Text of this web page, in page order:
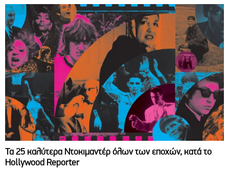
Τα 25 καλύτερα Ντοκιμαντέρ όλων των εποχών, κατά το
Hollywood Reporter